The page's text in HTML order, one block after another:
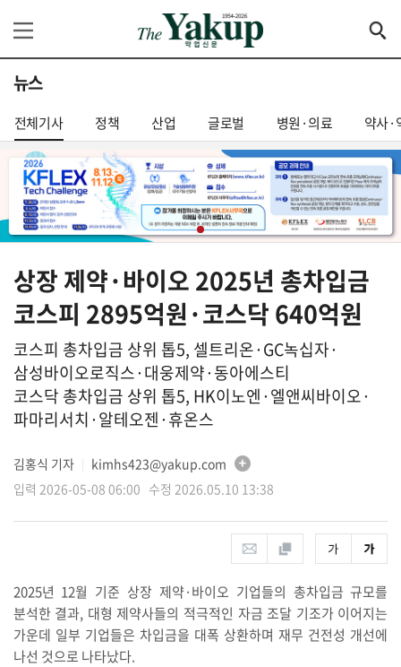
뉴스
전체기사 정책 산업 글로벌 병원·의료 약사·
상장 제약·바이오 2025년 총차입금
코스피 2895억원·코스닥 640억원
코스피 총차입금 상위 톱5, 셀트리온·GC녹십자·
삼성바이오로직스·대웅제약·동아에스티
코스닥 총차입금 상위 톱5, HK이노엔·엘앤씨바이오·
파마리서치·알테오젠·휴온스
김홍식 기자
kimhs423@yakup.com
입력 2026-05-08 06:00 수정 2026.05.10 13:38
2025년 12월 기준 상장 제약·바이오 기업들의 총차입금 규모를
분석한 결과, 대형 제약사들의 적극적인 자금 조달 기조가 이어지는
가운데 일부 기업들은 차입금을 대폭 상환하며 재무 건전성 개선에
나선 것으로 나타났다.